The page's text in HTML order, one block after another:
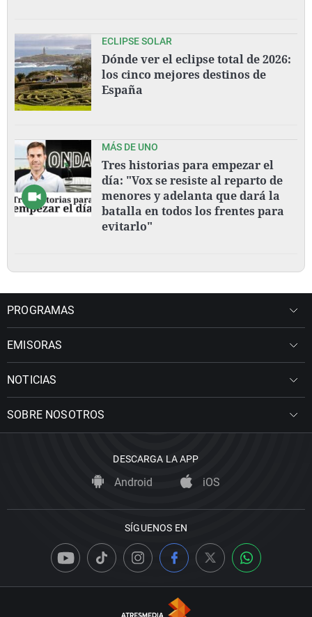
ECLIPSE SOLAR
Dónde ver el eclipse total de 2026:
los cinco mejores destinos de
España
MÁS DE UNO
Tres historias para empezar el
día: "Vox se resiste al reparto de
menores y adelanta que dará la
batalla en todos los frentes para
evitarlo"
PROGRAMAS
EMISORAS
NOTICIAS
SOBRE NOSOTROS
DESCARGA LA APP
Android iOS
SÍGUENOS EN